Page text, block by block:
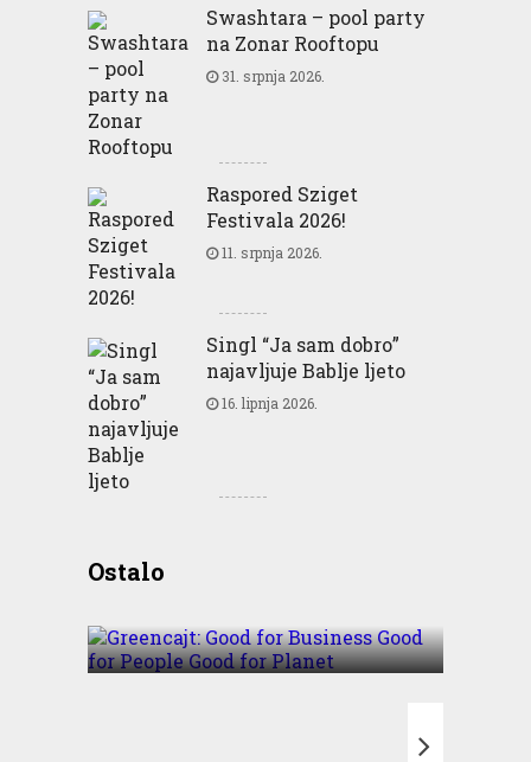
Swashtara – pool party
na Zonar Rooftopu
31. srpnja 2026.
Raspored Sziget
Festivala 2026!
11. srpnja 2026.
Singl “Ja sam dobro”
najavljuje Bablje ljeto
16. lipnja 2026.
OstaloBusiness Good for People